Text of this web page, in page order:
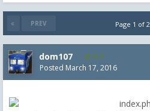
PREV Page 1 of 2
dom107 154
Posted March 17, 2016